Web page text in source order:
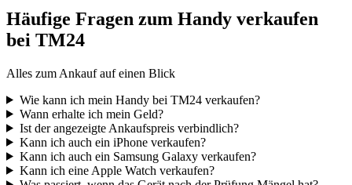
Häufige Fragen zum Handy verkaufen
bei TM24
Alles zum Ankauf auf einen Blick
Wie kann ich mein Handy bei TM24 verkaufen?
Wann erhalte ich mein Geld?
Ist der angezeigte Ankaufspreis verbindlich?
Kann ich auch ein iPhone verkaufen?
Kann ich auch ein Samsung Galaxy verkaufen?
Kann ich eine Apple Watch verkaufen?